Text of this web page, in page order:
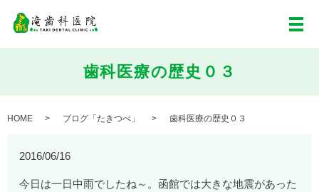
メ
歯科医療の歴史０３
HOME ブログ「たきつべ」 歯科医療の歴史０３
2016/06/16
今日は一日中雨でしたね～。函館では大きな地震があった